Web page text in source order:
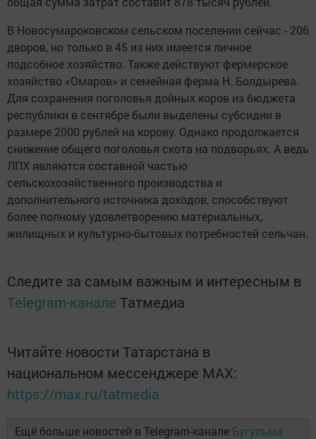
В Новосумароковском сельском поселении сейчас - 206
дворов, но только в 45 из них имеется личное
подсобное хозяйство. Также действуют фермерское
хозяйство «Омаров» и семейная ферма Н. Болдырева.
Для сохранения поголовья дойных коров из бюджета
республики в сентябре были выделены субсидии в
размере 2000 рублей на корову. Однако продолжается
снижение общего поголовья скота на подворьях. А ведь
ЛПХ являются составной частью
сельскохозяйственного производства и
дополнительного источника доходов, способствуют
более полному удовлетворению материальных,
жилищных и культурно-бытовых потребностей сельчан.
Следите за самым важным и интересным в
Telegram-канале Татмедиа
Читайте новости Татарстана в
национальном мессенджере MАХ:
https://max.ru/tatmedia
Ещё больше новостей в Telegram-канале Бугульма